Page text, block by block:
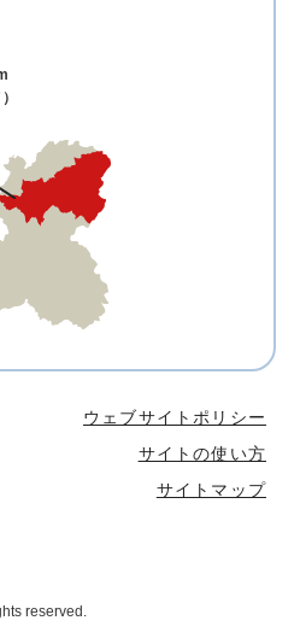
ウェブサイトポリシー
サイトの使い方
サイトマップ
reserved.